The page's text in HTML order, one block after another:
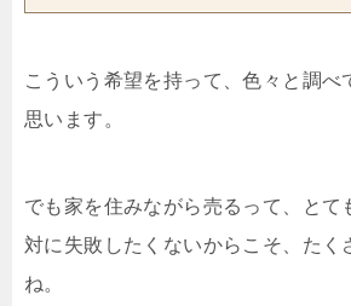
こういう希望を持って、色々と調べ
思います。
でも家を住みながら売るって、とて
対に失敗したくないからこそ、たく
ね。